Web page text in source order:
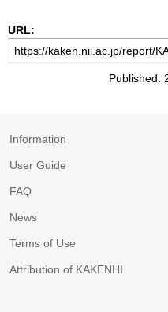
URL:
Published:
Information
User Guide
FAQ
News
Terms of Use
Attribution of KAKENHI